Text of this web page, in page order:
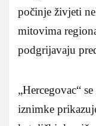
počinje živjeti
mitovima
podgrijavaju
„Hercegovac“
iznimke